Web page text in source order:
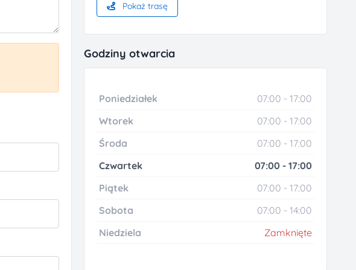
Pokaż trasę
Godziny otwarcia
Poniedziałek
07:00 - 17:00
Wtorek
07:00 - 17:00
Środa
07:00 - 17:00
Czwartek
07:00 - 17:00
Piątek
07:00 - 17:00
Sobota
07:00 - 14:00
Niedziela
Zamknięte